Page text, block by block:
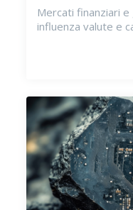
Mercati finanziari
influenza valute e